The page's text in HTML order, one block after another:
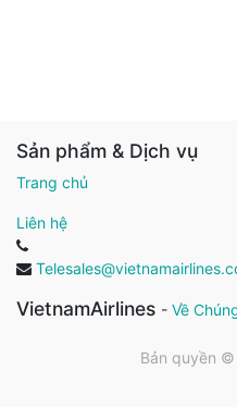
Sản phẩm & Dịch vụ
Trang chủ
Liên hệ
VietnamAirlines - Về
Bản quyền ©